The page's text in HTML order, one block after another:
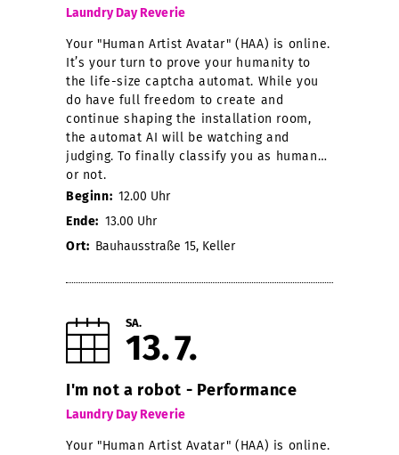
Laundry Day Reverie
Your "Human Artist Avatar" (HAA) is online.
It’s your turn to prove your humanity to
the life-size captcha automat. While you
do have full freedom to create and
continue shaping the installation room,
the automat AI will be watching and
judging. To finally classify you as human…
or not.
Beginn: 12.00 Uhr
Ende: 13.00 Uhr
Ort: Bauhausstraße 15, Keller
SA.
13 7
I'm not a robot - Performance
Laundry Day Reverie
Your "Human Artist Avatar" (HAA) is online.